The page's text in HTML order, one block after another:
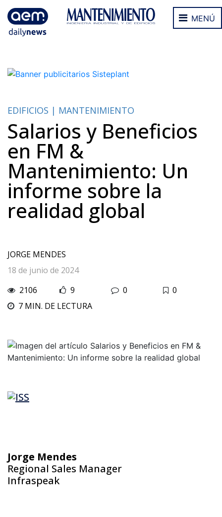
MENÚ
EDIFICIOS | MANTENIMIENTO
Salarios y Beneficios
en FM &
Mantenimiento: Un
informe sobre la
realidad global
JORGE MENDES
18 de junio de 2024
2106
9 0
0
7 MIN. DE LECTURA
Jorge Mendes
Regional Sales Manager
Infraspeak